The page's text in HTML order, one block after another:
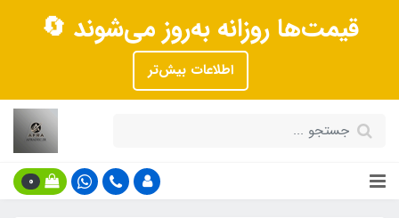
قیمت‌ها روزانه به‌روز می‌شوند 🔄
اطلاعات بیش‌تر
0